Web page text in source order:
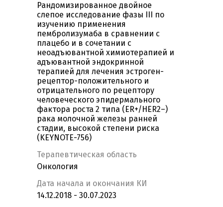
Рандомизированное двойное
слепое исследование фазы III по
изучению применения
пембролизумаба в сравнении с
плацебо и в сочетании с
неоадъювантной химиотерапией и
адъювантной эндокринной
терапией для лечения эстроген-
рецептор-положительного и
отрицательного по рецептору
человеческого эпидермального
фактора роста 2 типа (ER+/HER2–)
рака молочной железы ранней
стадии, высокой степени риска
(KEYNOTE-756)
Терапевтическая область
Онкология
Дата начала и окончания КИ
14.12.2018 - 30.07.2023